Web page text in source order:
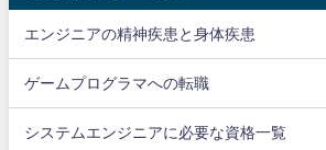
エンジニアの精神疾患と身体疾患
ゲームプログラマへの転職
システムエンジニアに必要な資格一覧